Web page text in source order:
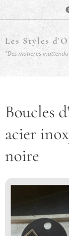
Les Styles
"Des matières
Boucles
acier
noire